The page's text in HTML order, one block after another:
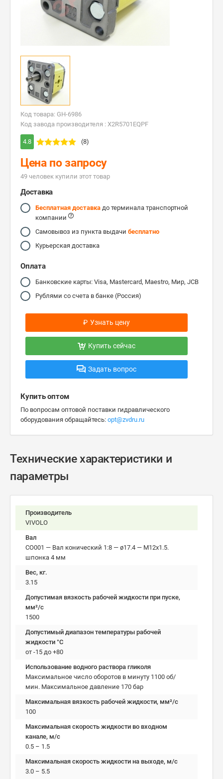
Код товара: GH-6986
Код завода производителя : X2R5701EQPF
4.8 (8)
Цена по запросу
49 человек купили этот товар
Доставка
Бесплатная доставка до терминала транспортной
компании
Самовывоз из пункта выдачи бесплатно
Курьерская доставка
Оплата
Банковские карты: Visa, Mastercard, Maestro, Мир, JCB
Рублями со счета в банке (Россия)
₽ Узнать цену
Купить сейчас
Задать вопрос
Купить оптом
По вопросам оптовой поставки гидравлического
оборудования обращайтесь: opt@zvdru.ru
Технические характеристики и
параметры
Производитель
VIVOLO
Вал
CO001 — Вал конический 1:8 — ø17.4 — М12x1.5.
шпонка 4 мм
Вес, кг.
3.15
Допустимая вязкость рабочей жидкости при пуске,
мм²/c
1500
Допустимый диапазон температуры рабочей
жидкости °C
от -15 до +80
Использование водного раствора гликоля
Максимальное число оборотов в минуту 1100 об/
мин. Максимальное давление 170 бар
Максимальная вязкость рабочей жидкости, мм²/c
100
Максимальная скорость жидкости во входном
канале, м/с
0.5 – 1.5
Максимальная скорость жидкости на выходе, м/с
3.0 – 5.5